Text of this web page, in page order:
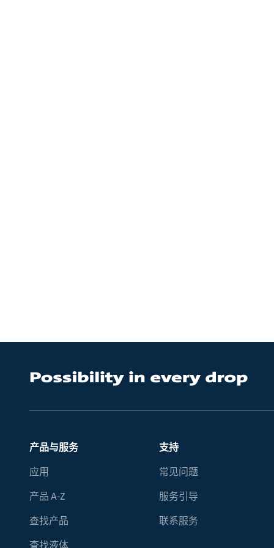
产品与服务
应用
产品 A-Z
查找产品
查找液体
支持
常见问题
服务引导
联系服务